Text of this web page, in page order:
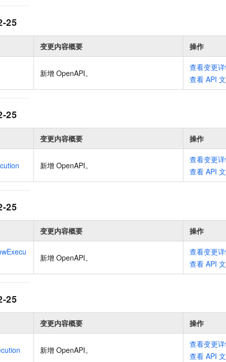
25
变更内容概要 操作
新增 OpenAPI。
查看变更
查看 API
25
变更内容概要 操作
新增 OpenAPI。
查看变更
查看 API
25
变更内容概要 操作
新增 OpenAPI。
查看变更
查看 API
25
变更内容概要 操作
新增 OpenAPI。
查看变更
查看 API